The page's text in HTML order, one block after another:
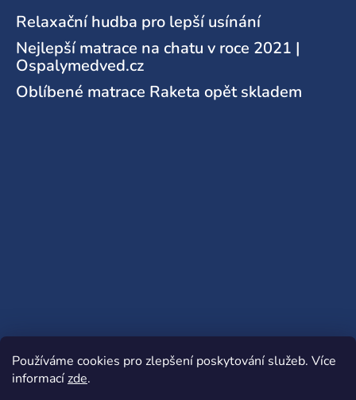
Používáme cookies pro zlepšení poskytování služeb. Více
informacízde.
Relaxační hudba pro lepší usínání
Nejlepší matrace na chatu v roce 2021 |
Ospalymedved.cz
Oblíbené matrace Raketa opět skladem